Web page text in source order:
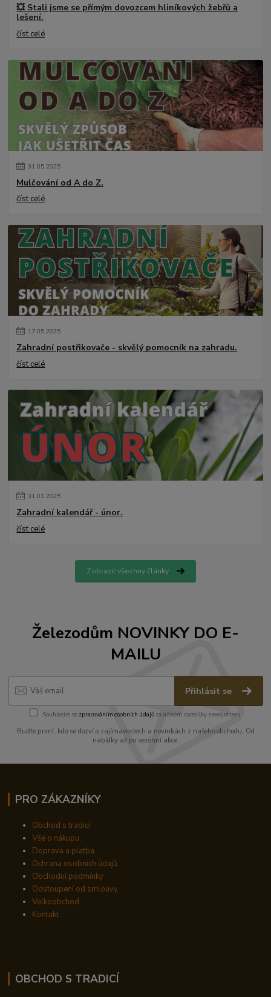
💥 Stali jsme se přímým dovozcem hliníkových žebřů a
lešení.
číst celé
31.05.2025
Mulčování od A do Z.
číst celé
17.05.2025
Zahradní postřikovače - skvělý pomocník na zahradu.
číst celé
31.01.2025
Zahradní kalendář - únor.
číst celé
Zobrazit všechny články
Železodům NOVINKY DO E-
MAILU
Přihlásit se
Souhlasím se zpracováním osobních údajůza účelem rozesílky newsletteru.
Buďte první, kdo se dozví o zajímavostech a novinkách z našeho obchodu. Od
nabídky až po sezónní akce.
PRO ZÁKAZNÍKY
Obchod s tradicí
Vše o nákupu
Doprava a platba
Ochrana osobních údajů
Obchodní podmínky
Odstoupení od smlouvy
Velkoobchod
Kontakt
OBCHOD S TRADICÍ